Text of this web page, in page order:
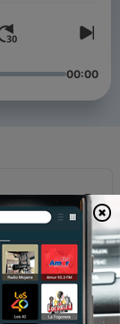
00:00